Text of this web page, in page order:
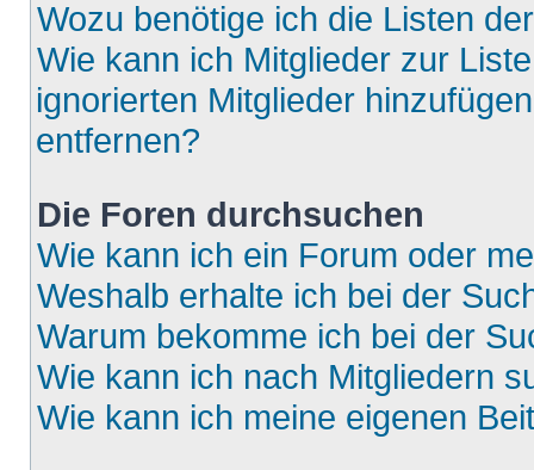
Wozu benötige ich die Listen
Wie kann ich Mitglieder zur
ignorierten Mitglieder
entfernen?
Die Foren durchsuchen
Wie kann ich ein Forum oder
Weshalb erhalte ich bei der
Warum bekomme ich bei der
Wie kann ich nach Mitgliedern
Wie kann ich meine eigenen